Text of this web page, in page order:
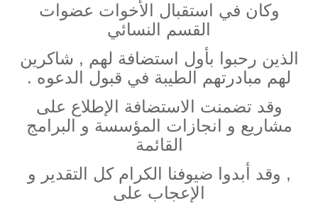
وكان في استقبال الأخوات عضوات
القسم النسائي
الذين رحبوا بأول استضافة لهم , شاكرين
لهم مبادرتهم الطيبة في قبول الدعوه .
وقد تضمنت الاستضافة الإطلاع على
مشاريع و انجازات المؤسسة و البرامج
القائمة
, وقد أبدوا ضيوفنا الكرام كل التقدير و
الإعجاب على